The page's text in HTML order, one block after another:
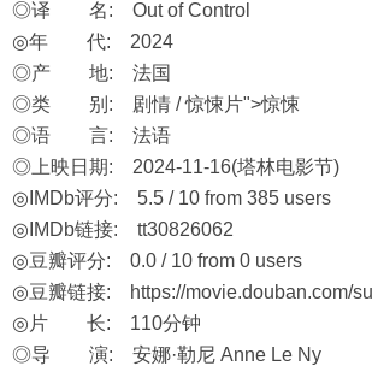
◎译 名: Out of Control
◎年 代: 2024
◎产 地: 法国
◎类 别: 剧情 / 惊悚片">惊悚
◎语 言: 法语
◎上映日期: 2024-11-16(塔林电影节)
◎IMDb评分: 5.5 / 10 from 385 users
◎IMDb链接: tt30826062
◎豆瓣评分: 0.0 / 10 from 0 users
◎豆瓣链接:
https://movie.douban.com/
◎片 长: 110分钟
◎导 演: 安娜·勒尼 Anne Le Ny